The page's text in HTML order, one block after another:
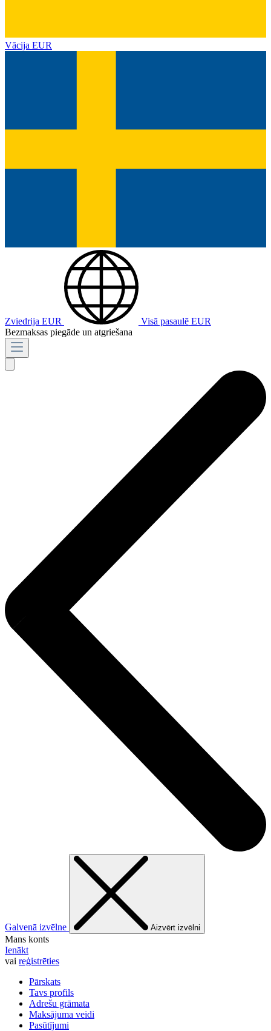
Vācija EUR
Zviedrija EUR Visā pasaulē EUR
Bezmaksas piegāde un atgriešana
Galvenā izvēlne Aizvērt izvēlni
Mans konts
Ienākt
vai reģistrēties
Pārskats
Tavs profils
Adrešu grāmata
Maksājuma veidi
Pasūtījumi